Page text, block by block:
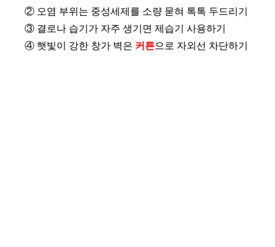
e
o
② 오염 부위는 중성세제를 소량 묻혀 톡톡 두드리기
③ 결로나 습기가 자주 생기면 제습기 사용하기
④ 햇빛이 강한 창가 벽은 커튼으로 자외선 차단하기